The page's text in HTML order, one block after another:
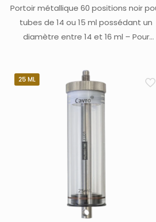
Portoir métallique 60 positions noir
tubes de 14 ou 15 ml possédant un
diamètre entre 14 et 16 ml – Pour
and Oils 7600, APS-7450V Teledyne
(Cetac) (1)
25 ML